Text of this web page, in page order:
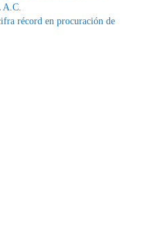
A.C.
récord en procuración de